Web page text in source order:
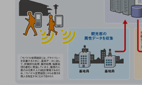
運輸業
その他の業界はこちら
ゲーム感覚で見つける
ビジネスお悩み診断